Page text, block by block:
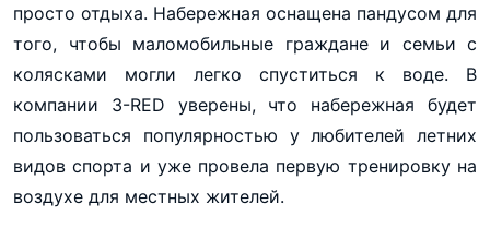
просто отдыха. Набережная оснащена пандусом для
того, чтобы маломобильные граждане и семьи с
колясками могли легко спуститься к воде. В
компании 3-RED уверены, что набережная будет
пользоваться популярностью у любителей летних
видов спорта и уже провела первую тренировку на
воздухе для местных жителей.